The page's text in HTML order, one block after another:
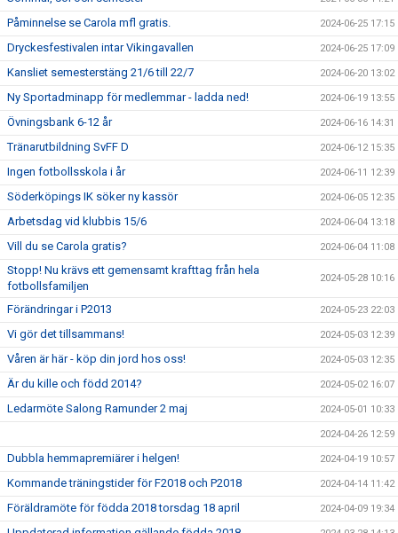
Påminnelse se Carola mfl gratis. 2024-06-25 17:15
Dryckesfestivalen intar Vikingavallen 2024-06-25 17:09
Kansliet semesterstäng 21/6 till 22/7 2024-06-20 13:02
Ny Sportadminapp för medlemmar - ladda ned! 2024-06-19 13:55
Övningsbank 6-12 år 2024-06-16 14:31
Tränarutbildning SvFF D 2024-06-12 15:35
Ingen fotbollsskola i år 2024-06-11 12:39
Söderköpings IK söker ny kassör 2024-06-05 12:35
Arbetsdag vid klubbis 15/6 2024-06-04 13:18
Vill du se Carola gratis? 2024-06-04 11:08
Stopp! Nu krävs ett gemensamt krafttag från hela
fotbollsfamiljen
2024-05-28 10:16
Förändringar i P2013 2024-05-23 22:03
Vi gör det tillsammans! 2024-05-03 12:39
Våren är här - köp din jord hos oss! 2024-05-03 12:35
Är du kille och född 2014? 2024-05-02 16:07
Ledarmöte Salong Ramunder 2 maj 2024-05-01 10:33
2024-04-26 12:59
Dubbla hemmapremiärer i helgen! 2024-04-19 10:57
Kommande träningstider för F2018 och P2018 2024-04-14 11:42
Föräldramöte för födda 2018 torsdag 18 april 2024-04-09 19:34